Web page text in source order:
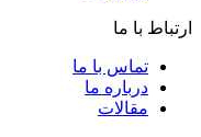
ارتباط با ما
تماس با ما
درباره ما
مقالات